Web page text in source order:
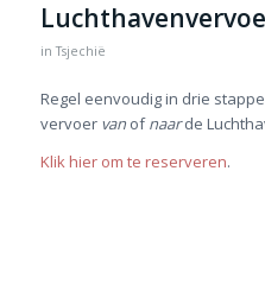
inTsjechië
Regel eenvoudig in drie
vervoer van ofnaarde
Klik hier om te reserveren.